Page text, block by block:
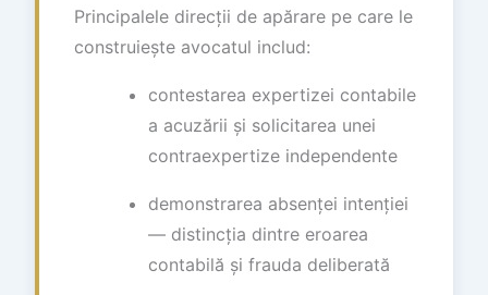
Principalele direcții de apărare pe care le
construiește avocatul includ:
contestarea expertizei contabile
a acuzării și solicitarea unei
contraexpertize independente
demonstrarea absenței intenției
— distincția dintre eroarea
contabilă și frauda deliberată